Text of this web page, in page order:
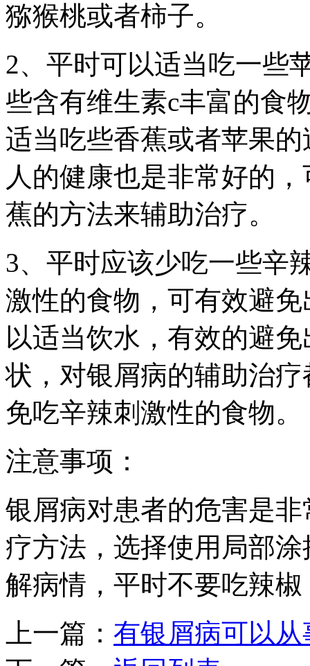
猕猴桃或者柿子。
2、平时可以适当吃一些
些含有维生素c丰富的食
适当吃些香蕉或者苹果
人的健康也是非常好的
蕉的方法来辅助治疗。
3、平时应该少吃一些辛
激性的食物，可有效避
以适当饮水，有效的避
状，对银屑病的辅助治
免吃辛辣刺激性的食物。
注意事项：
银屑病对患者的危害是
疗方法，选择使用局部
解病情，平时不要吃辣
上一篇： 有银屑病可以